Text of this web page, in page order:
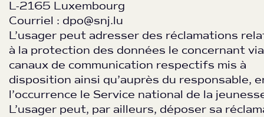
L-2165 Luxembourg
Courriel : dpo@snj.lu
L’usager peut adresser des réclamations
à la protection des données le concernant
canaux de communication respectifs mis à
disposition ainsi qu’auprès du responsable,
l’occurrence le Service national de la
L’usager peut, par ailleurs, déposer sa